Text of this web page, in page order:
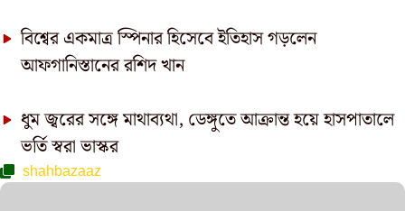
বিশ্বের একমাত্র স্পিনার হিসেবে ইতিহাস গড়লেন
আফগানিস্তানের রশিদ খান
ধুম জ্বরের সঙ্গে মাথাব্যথা, ডেঙ্গুতে আক্রান্ত হয়ে হাসপাতালে
ভর্তি স্বরা ভাস্কর
shahbazaaz